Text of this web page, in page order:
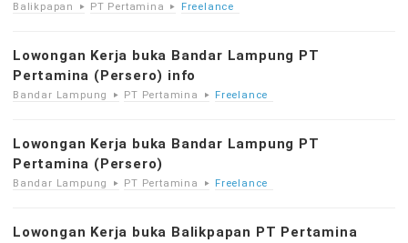
Balikpapan PT Pertamina Freelance
Lowongan Kerja buka Bandar Lampung PT
Pertamina (Persero) info
Bandar Lampung PT Pertamina Freelance
Lowongan Kerja buka Bandar Lampung PT
Pertamina (Persero)
Bandar Lampung PT Pertamina Freelance
Lowongan Kerja buka Balikpapan PT Pertamina